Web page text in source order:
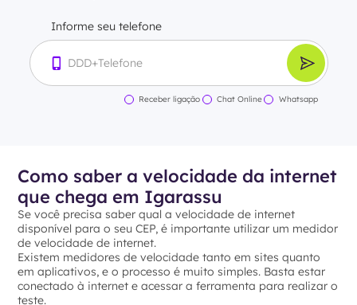
Informe seu telefone
Receber ligação Chat Online Whatsapp
Como saber a velocidade da internet
que chega em Igarassu
Se você precisa saber qual a velocidade de internet
disponível para o seu CEP, é importante utilizar um medidor
de velocidade de internet.
Existem medidores de velocidade tanto em sites quanto
em aplicativos, e o processo é muito simples. Basta estar
conectado à internet e acessar a ferramenta para realizar o
teste.